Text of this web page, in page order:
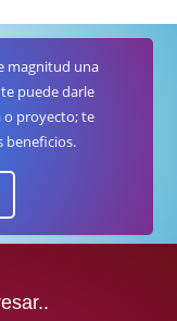
magnitud una
puede darle
o proyecto; te
beneficios.